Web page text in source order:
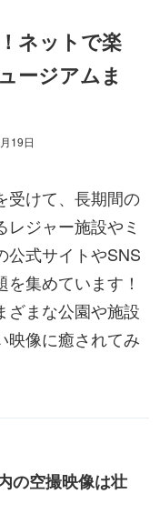
ネットで楽
ージアムま
19日
受けて、長期間の
ジャー施設やミ
公式サイトやSNS
集めています！
ざまな公園や施設
映像に癒されてみ
の空撮映像は壮